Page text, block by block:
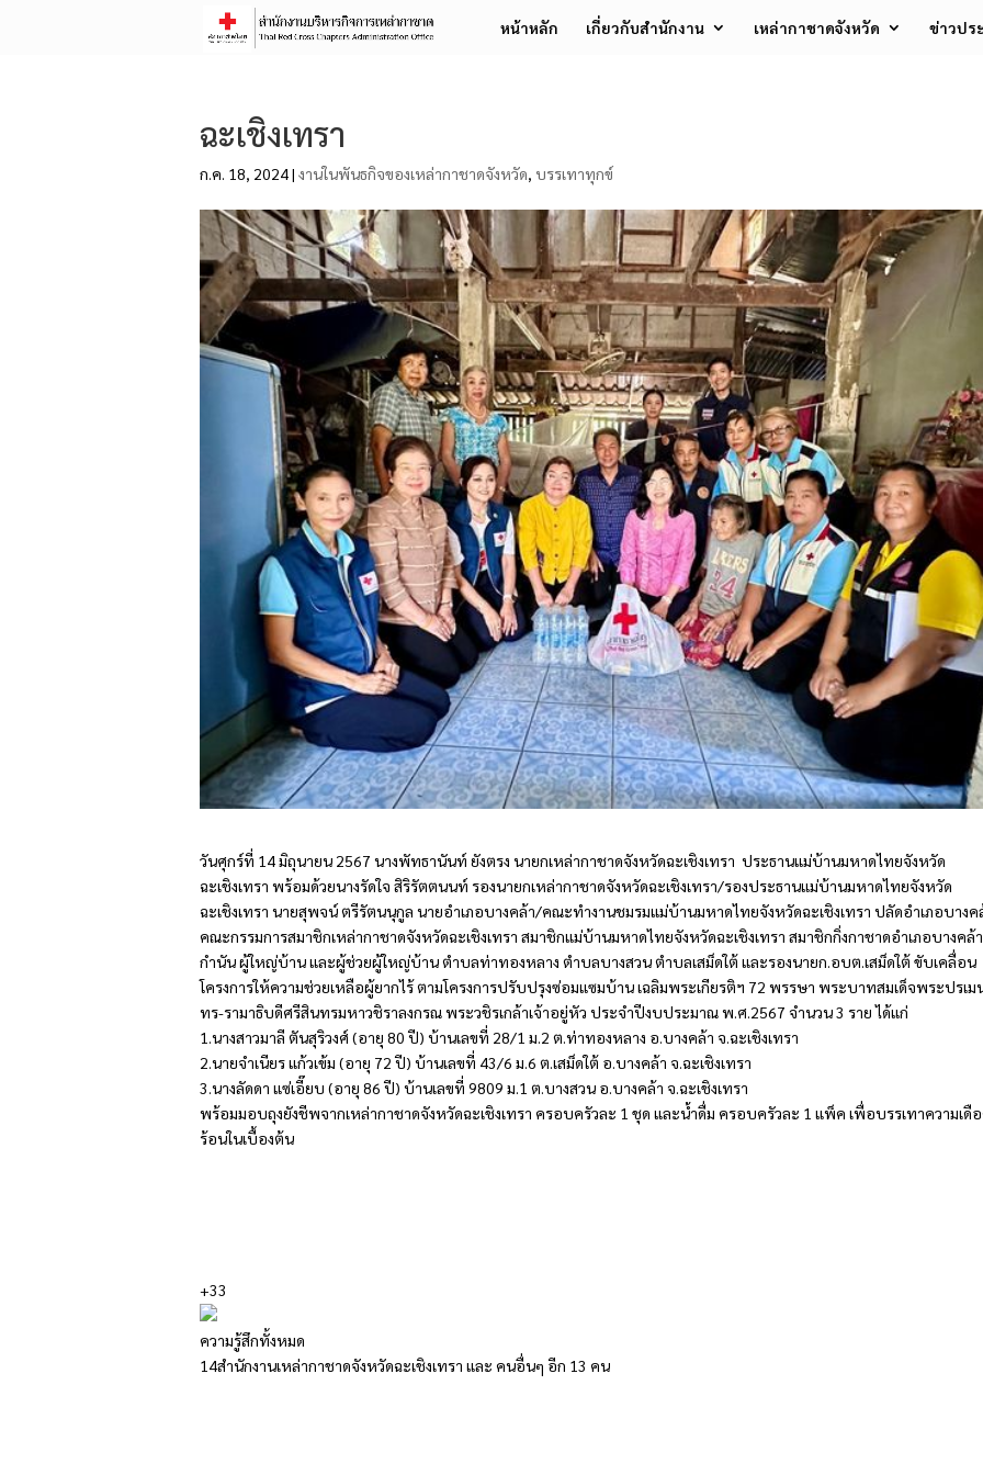
หน้าหลัก เกี่ยวกับสำนักงาน เหล่ากาชาดจังหวัด ข่าวปร
ฉะเชิงเทรา
ก.ค. 18, 2024| งานในพันธกิจของเหล่ากาชาดจังหวัด, บรรเทาทุกข์
วันศุกร์ที่ 14 มิถุนายน 2567 นางพัทธานันท์ ยังตรง นายกเหล่ากาชาดจังหวัดฉะเชิงเทรา ประธานแม่บ้านมหาดไทยจังหวัด
ฉะเชิงเทรา พร้อมด้วยนางรัดใจ สิริรัตตนนท์ รองนายกเหล่ากาชาดจังหวัดฉะเชิงเทรา/รองประธานแม่บ้านมหาดไทยจังหวัด
ฉะเชิงเทรา นายสุพจน์ ตรีรัตนนุกูล นายอำเภอบางคล้า/คณะทำงานชมรมแม่บ้านมหาดไทยจังหวัดฉะเชิงเทรา ปลัดอำเภอบางค
คณะกรรมการสมาชิกเหล่ากาชาดจังหวัดฉะเชิงเทรา สมาชิกแม่บ้านมหาดไทยจังหวัดฉะเชิงเทรา สมาชิกกิ่งกาชาดอำเภอบางคล้า
กำนัน ผู้ใหญ่บ้าน และผู้ช่วยผู้ใหญ่บ้าน ตำบลท่าทองหลาง ตำบลบางสวน ตำบลเสม็ดใต้ และรองนายก.อบต.เสม็ดใต้ ขับเคลื่อน
โครงการให้ความช่วยเหลือผู้ยากไร้ ตามโครงการปรับปรุงซ่อมแซมบ้าน เฉลิมพระเกียรติฯ 72 พรรษา พระบาทสมเด็จพระปรเม
ทร-รามาธิบดีศรีสินทรมหาวชิราลงกรณ พระวชิรเกล้าเจ้าอยู่หัว ประจำปีงบประมาณ พ.ศ.2567 จำนวน 3 ราย ได้แก่
1.นางสาวมาลี ตันสุริวงศ์ (อายุ 80 ปี) บ้านเลขที่ 28/1 ม.2 ต.ท่าทองหลาง อ.บางคล้า จ.ฉะเชิงเทรา
2.นายจำเนียร แก้วเข้ม (อายุ 72 ปี) บ้านเลขที่ 43/6 ม.6 ต.เสม็ดใต้ อ.บางคล้า จ.ฉะเชิงเทรา
3.นางลัดดา แซ่เอี๊ยบ (อายุ 86 ปี) บ้านเลขที่ 9809 ม.1 ต.บางสวน อ.บางคล้า จ.ฉะเชิงเทรา
พร้อมมอบถุงยังชีพจากเหล่ากาชาดจังหวัดฉะเชิงเทรา ครอบครัวละ 1 ชุด และน้ำดื่ม ครอบครัวละ 1 แพ็ค เพื่อบรรเทาความเดื
ร้อนในเบื้องต้น
+33
ความรู้สึกทั้งหมด
14สำนักงานเหล่ากาชาดจังหวัดฉะเชิงเทรา และ คนอื่นๆ อีก 13 คน